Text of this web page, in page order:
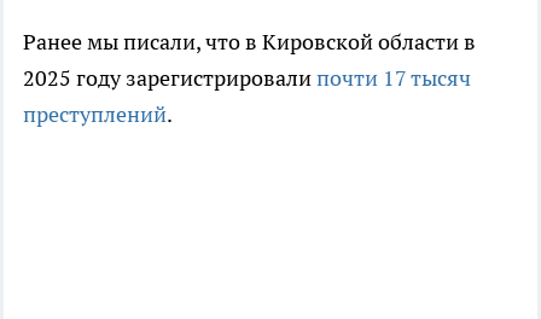
Ранее мы писали, что в Кировской области в
2025 году зарегистрировалипочти 17 тысяч
преступлений.